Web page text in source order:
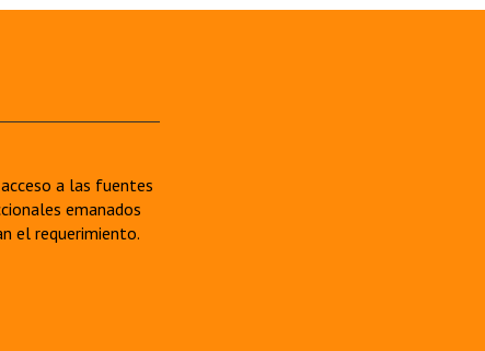
a las fuentes
emanados
el requerimiento.